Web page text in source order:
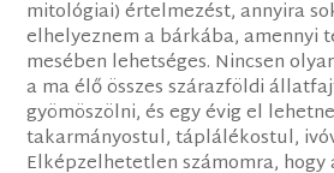
mitológiai) értelmezést, annyira
elhelyeznem a bárkába, amennyi
mesében lehetséges. Nincsen
a ma élő összes szárazföldi
gyömöszölni, és egy évig el
takarmányostul, táplálékostul,
Elképzelhetetlen számomra,